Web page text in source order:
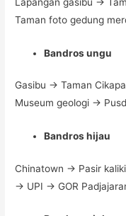
Taman foto gedung
Bandros ungu
Gasibu -> Taman
Museum geologi ->
Bandros hijau
Chinatown -> Pasir
-> UPI -> GOR